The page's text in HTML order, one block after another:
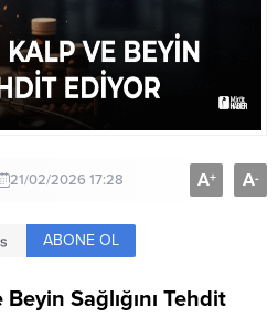
21/02/2026 17:28 A+ A-
ABONE OL
Sağlığını Tehdit